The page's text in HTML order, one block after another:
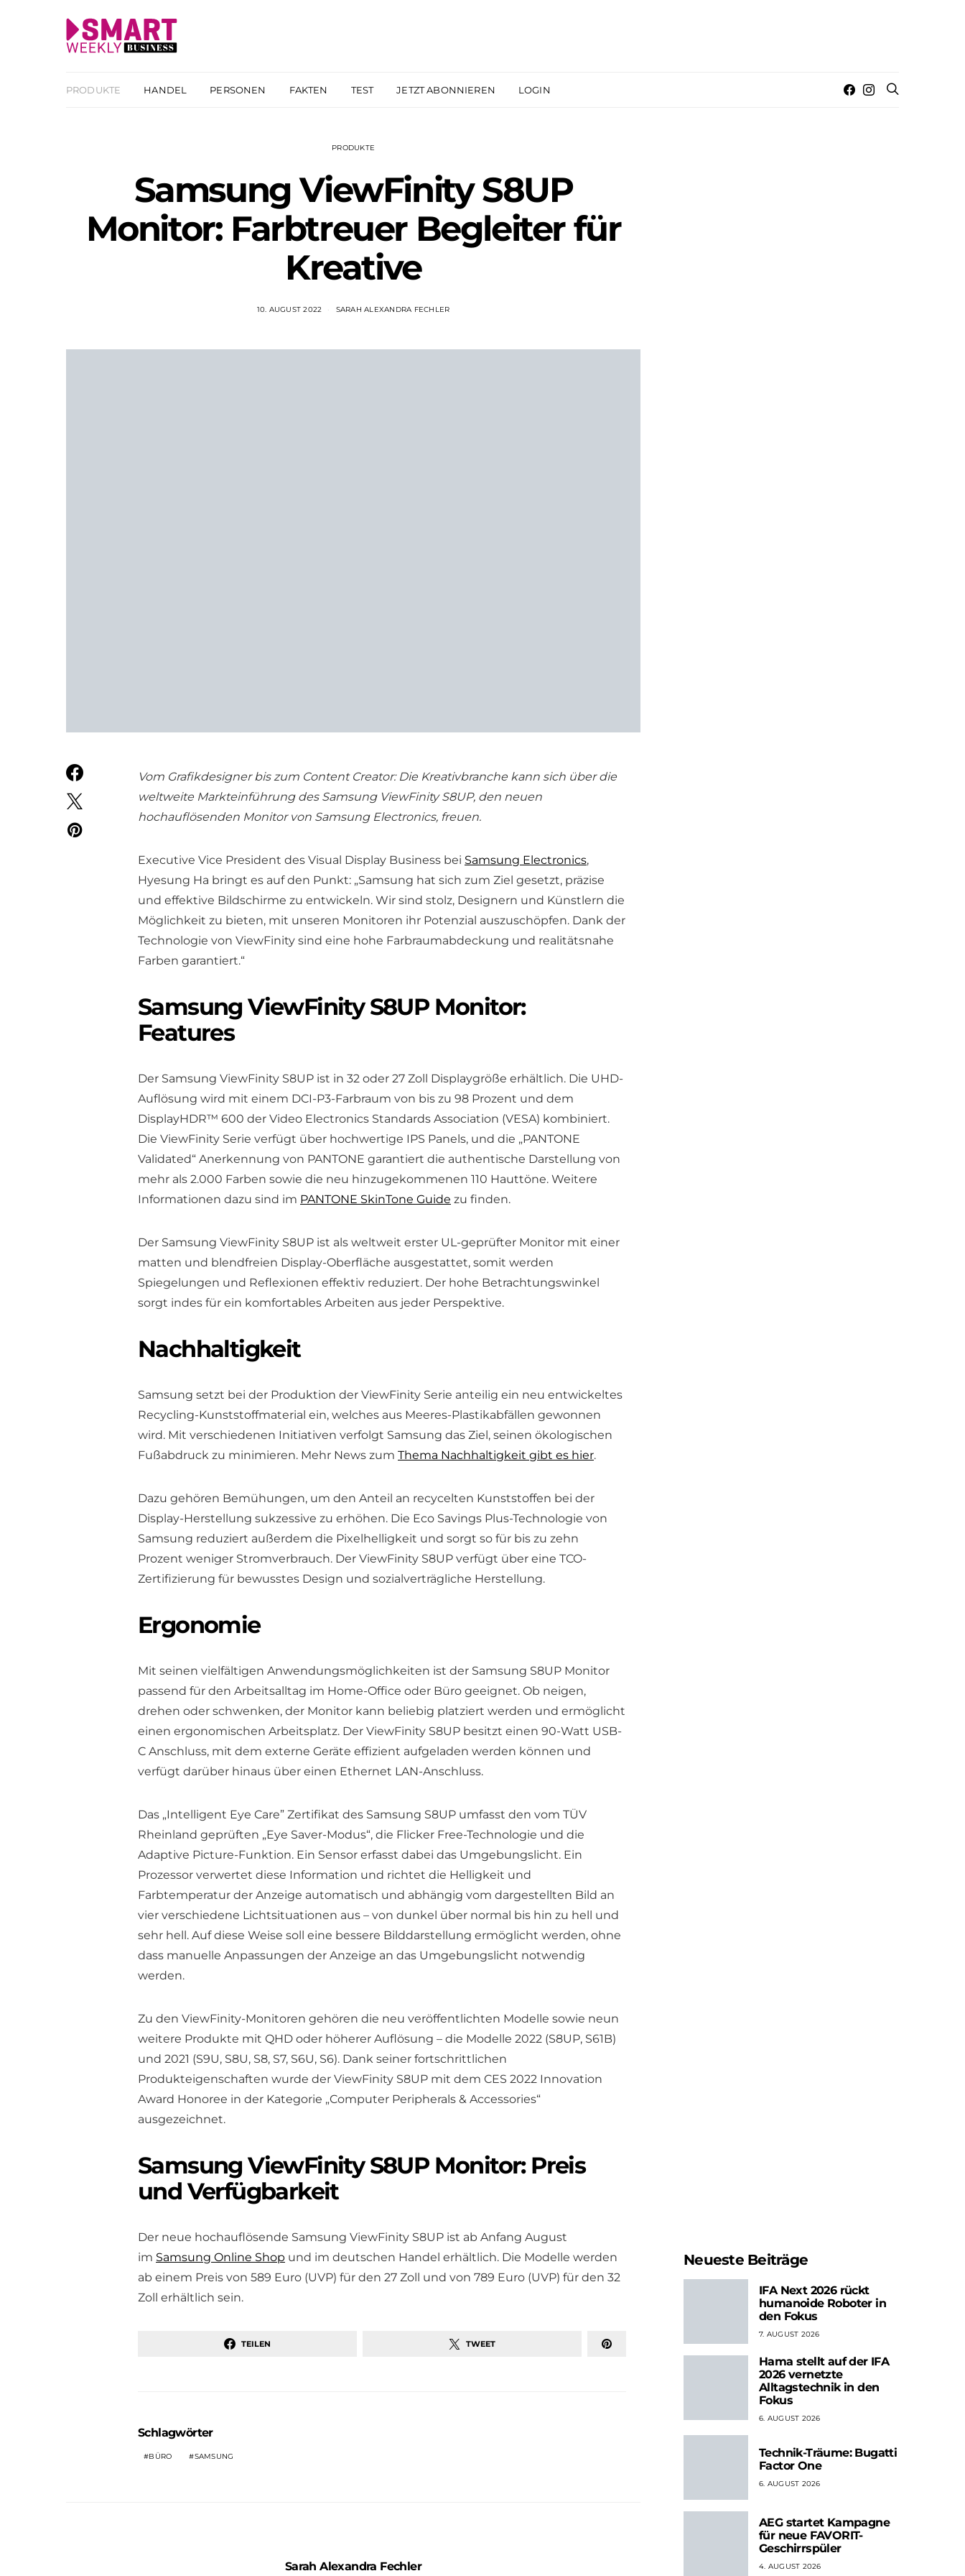
PRODUKTE HANDEL PERSONEN FAKTEN TEST JETZT ABONNIEREN LOGIN
PRODUKTE
Samsung ViewFinity S8UP
Monitor: Farbtreuer Begleiter für
Kreative
10. AUGUST 2022 SARAH ALEXANDRA FECHLER
Vom Grafikdesigner bis zum Content Creator: Die Kreativbranche kann sich über die
weltweite Markteinführung des Samsung ViewFinity S8UP, den neuen
hochauflösenden Monitor von Samsung Electronics, freuen.
Executive Vice President des Visual Display Business bei Samsung Electronics,
Hyesung Ha bringt es auf den Punkt: „Samsung hat sich zum Ziel gesetzt, präzise
und effektive Bildschirme zu entwickeln. Wir sind stolz, Designern und Künstlern die
Möglichkeit zu bieten, mit unseren Monitoren ihr Potenzial auszuschöpfen. Dank der
Technologie von ViewFinity sind eine hohe Farbraumabdeckung und realitätsnahe
Farben garantiert.“
Samsung ViewFinity S8UP Monitor:
Features
Der Samsung ViewFinity S8UP ist in 32 oder 27 Zoll Displaygröße erhältlich. Die UHD-
Auflösung wird mit einem DCI-P3-Farbraum von bis zu 98 Prozent und dem
DisplayHDR™ 600 der Video Electronics Standards Association (VESA) kombiniert.
Die ViewFinity Serie verfügt über hochwertige IPS Panels, und die „PANTONE
Validated“ Anerkennung von PANTONE garantiert die authentische Darstellung von
mehr als 2.000 Farben sowie die neu hinzugekommenen 110 Hauttöne. Weitere
Informationen dazu sind im PANTONE SkinTone Guide zu finden.
Der Samsung ViewFinity S8UP ist als weltweit erster UL-geprüfter Monitor mit einer
matten und blendfreien Display-Oberfläche ausgestattet, somit werden
Spiegelungen und Reflexionen effektiv reduziert. Der hohe Betrachtungswinkel
sorgt indes für ein komfortables Arbeiten aus jeder Perspektive.
Nachhaltigkeit
Samsung setzt bei der Produktion der ViewFinity Serie anteilig ein neu entwickeltes
Recycling-Kunststoffmaterial ein, welches aus Meeres-Plastikabfällen gewonnen
wird. Mit verschiedenen Initiativen verfolgt Samsung das Ziel, seinen ökologischen
Fußabdruck zu minimieren. Mehr News zum Thema Nachhaltigkeit gibt es hier.
Dazu gehören Bemühungen, um den Anteil an recycelten Kunststoffen bei der
Display-Herstellung sukzessive zu erhöhen. Die Eco Savings Plus-Technologie von
Samsung reduziert außerdem die Pixelhelligkeit und sorgt so für bis zu zehn
Prozent weniger Stromverbrauch. Der ViewFinity S8UP verfügt über eine TCO-
Zertifizierung für bewusstes Design und sozialverträgliche Herstellung.
Ergonomie
Mit seinen vielfältigen Anwendungsmöglichkeiten ist der Samsung S8UP Monitor
passend für den Arbeitsalltag im Home-Office oder Büro geeignet. Ob neigen,
drehen oder schwenken, der Monitor kann beliebig platziert werden und ermöglicht
einen ergonomischen Arbeitsplatz. Der ViewFinity S8UP besitzt einen 90-Watt USB-
C Anschluss, mit dem externe Geräte effizient aufgeladen werden können und
verfügt darüber hinaus über einen Ethernet LAN-Anschluss.
Das „Intelligent Eye Care” Zertifikat des Samsung S8UP umfasst den vom TÜV
Rheinland geprüften „Eye Saver-Modus“, die Flicker Free-Technologie und die
Adaptive Picture-Funktion. Ein Sensor erfasst dabei das Umgebungslicht. Ein
Prozessor verwertet diese Information und richtet die Helligkeit und
Farbtemperatur der Anzeige automatisch und abhängig vom dargestellten Bild an
vier verschiedene Lichtsituationen aus – von dunkel über normal bis hin zu hell und
sehr hell. Auf diese Weise soll eine bessere Bilddarstellung ermöglicht werden, ohne
dass manuelle Anpassungen der Anzeige an das Umgebungslicht notwendig
werden.
Zu den ViewFinity-Monitoren gehören die neu veröffentlichten Modelle sowie neun
weitere Produkte mit QHD oder höherer Auflösung – die Modelle 2022 (S8UP, S61B)
und 2021 (S9U, S8U, S8, S7, S6U, S6). Dank seiner fortschrittlichen
Produkteigenschaften wurde der ViewFinity S8UP mit dem CES 2022 Innovation
Award Honoree in der Kategorie „Computer Peripherals & Accessories“
ausgezeichnet.
Samsung ViewFinity S8UP Monitor: Preis
und Verfügbarkeit
Der neue hochauflösende Samsung ViewFinity S8UP ist ab Anfang August
im Samsung Online Shop und im deutschen Handel erhältlich. Die Modelle werden
ab einem Preis von 589 Euro (UVP) für den 27 Zoll und von 789 Euro (UVP) für den 32
Zoll erhältlich sein.
TEILEN TWEET
Schlagwörter
BÜRO SAMSUNG
Sarah Alexandra Fechler
Neueste Beiträge
IFA Next 2026 rückt
humanoide Roboter in
den Fokus
7. AUGUST 2026
Hama stellt auf der IFA
2026 vernetzte
Alltagstechnik in den
Fokus
6. AUGUST 2026
Technik-Träume: Bugatti
Factor One
6. AUGUST 2026
AEG startet Kampagne
für neue FAVORIT-
Geschirrspüler
4. AUGUST 2026